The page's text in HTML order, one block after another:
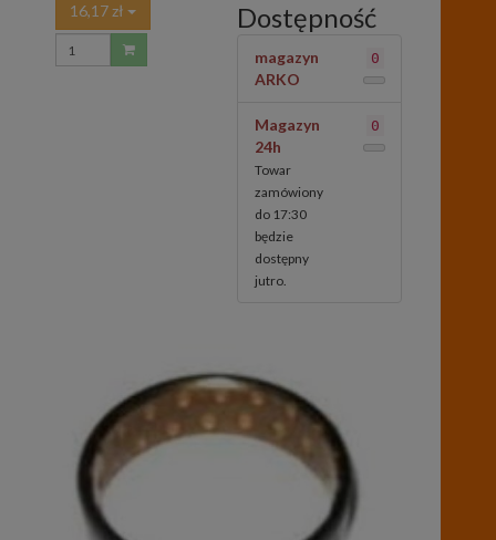
16,17 zł Dostępność
magazyn
ARKO
0
Magazyn
24h
Towar
zamówiony
do 17:30
będzie
dostępny
jutro.
0